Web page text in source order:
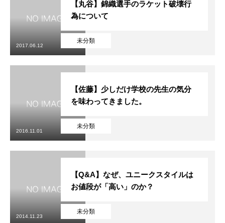
未分類
【丸谷】錦織選手のラケット破壊行
為について
2017.06.12
未分類
【佐藤】少しだけ学校の先生の気分
を味わってきました。
2016.11.01
未分類
【Q&A】なぜ、ユニークスタイルは
お値段が「高い」のか？
2014.11.23